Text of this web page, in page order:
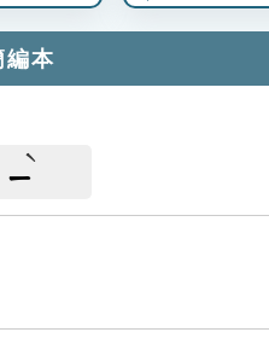
編本
ㄧ